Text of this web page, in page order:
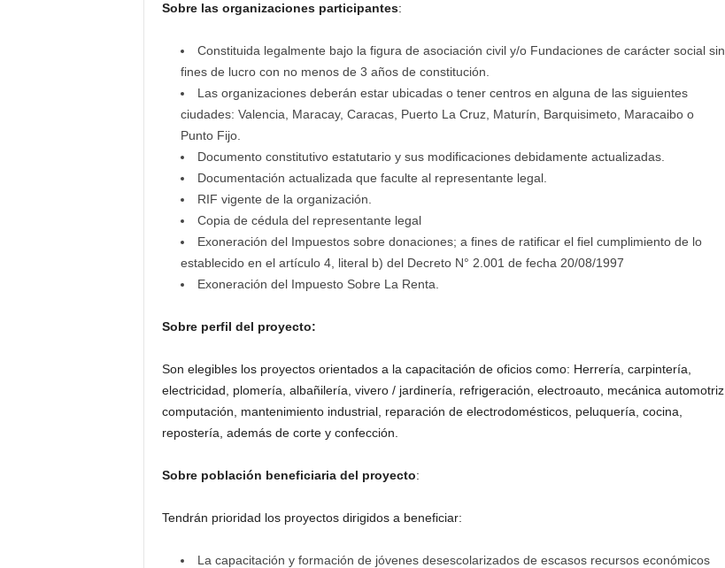
Sobre las organizaciones participantes:
Constituida legalmente bajo la figura de asociación civil y/o Fundaciones de carácter social sin
fines de lucro con no menos de 3 años de constitución.
Las organizaciones deberán estar ubicadas o tener centros en alguna de las siguientes
ciudades: Valencia, Maracay, Caracas, Puerto La Cruz, Maturín, Barquisimeto, Maracaibo o
Punto Fijo.
Documento constitutivo estatutario y sus modificaciones debidamente actualizadas.
Documentación actualizada que faculte al representante legal.
RIF vigente de la organización.
Copia de cédula del representante legal
Exoneración del Impuestos sobre donaciones; a fines de ratificar el fiel cumplimiento de lo
establecido en el artículo 4, literal b) del Decreto N° 2.001 de fecha 20/08/1997
Exoneración del Impuesto Sobre La Renta.
Sobre perfil del proyecto:
Son elegibles los proyectos orientados a la capacitación de oficios como: Herrería, carpintería,
electricidad, plomería, albañilería, vivero / jardinería, refrigeración, electroauto, mecánica automotriz,
computación, mantenimiento industrial, reparación de electrodomésticos, peluquería, cocina,
repostería, además de corte y confección.
Sobre población beneficiaria del proyecto:
Tendrán prioridad los proyectos dirigidos a beneficiar:
La capacitación y formación de jóvenes desescolarizados de escasos recursos económicos